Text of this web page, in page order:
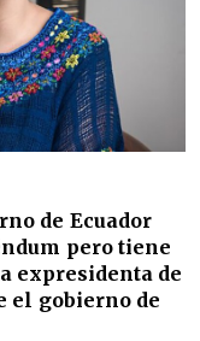
de Ecuador
pero tiene
expresidenta de
el gobierno de